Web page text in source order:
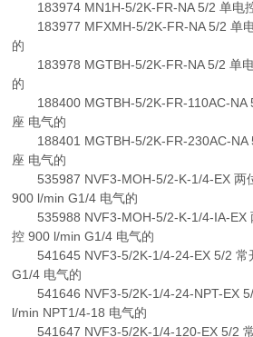
183974 MN1H-5/2K-FR-NA 5/2 单电
183977 MFXMH-5/2K-FR-NA 5/2 单
的
183978 MGTBH-5/2K-FR-NA 5/2 单
的
188400 MGTBH-5/2K-FR-110AC-NA
座 电气的
188401 MGTBH-5/2K-FR-230AC-NA
座 电气的
535987 NVF3-MOH-5/2-K-1/4-EX 两
900 l/min G1/4 电气的
535988 NVF3-MOH-5/2-K-1/4-IA-EX
控 900 l/min G1/4 电气的
541645 NVF3-5/2K-1/4-24-EX 5/2 常
G1/4 电气的
541646 NVF3-5/2K-1/4-24-NPT-EX 5/
l/min NPT1/4-18 电气的
541647 NVF3-5/2K-1/4-120-EX 5/2